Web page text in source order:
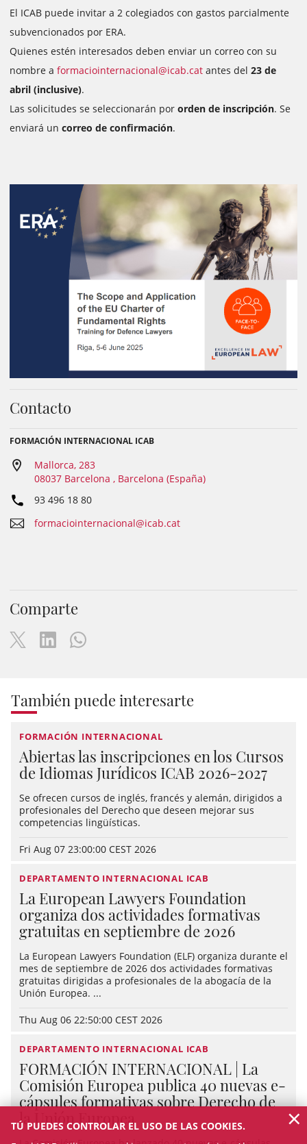
El ICAB puede invitar a 2 colegiados con gastos parcialmente
subvencionados por ERA.
Quienes estén interesados deben enviar un correo con su
nombre a formaciointernacional@icab.cat antes del 23 de
abril (inclusive).
Las solicitudes se seleccionarán por orden de inscripción. Se
enviará un correo de confirmación.
Contacto
FORMACIÓN INTERNACIONAL ICAB
Mallorca, 283
08037 Barcelona , Barcelona (España)
93 496 18 80
formaciointernacional@icab.cat
Comparte
También puede interesarte
FORMACIÓN INTERNACIONAL
Abiertas las inscripciones en los Cursos
de Idiomas Jurídicos ICAB 2026-2027
Se ofrecen cursos de inglés, francés y alemán, dirigidos a
profesionales del Derecho que deseen mejorar sus
competencias lingüísticas.
Fri Aug 07 23:00:00 CEST 2026
DEPARTAMENTO INTERNACIONAL ICAB
La European Lawyers Foundation
organiza dos actividades formativas
gratuitas en septiembre de 2026
La European Lawyers Foundation (ELF) organiza durante el
mes de septiembre de 2026 dos actividades formativas
gratuitas dirigidas a profesionales de la abogacía de la
Unión Europea. ...
Thu Aug 06 22:50:00 CEST 2026
DEPARTAMENTO INTERNACIONAL ICAB
FORMACIÓN INTERNACIONAL | La
Comisión Europea publica 40 nuevas e-
cápsules formativas sobre Derecho de
la Unión Europea
TÚ PUEDES CONTROLAR EL USO DE LAS COOKIES.
×